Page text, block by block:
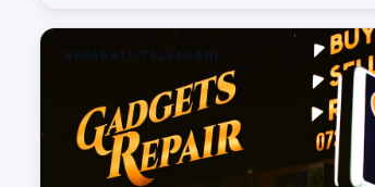
REPARAȚII TELEFOANE